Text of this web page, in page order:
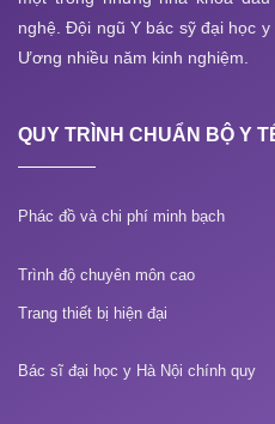
nghệ. Đội ngũ Y bác sỹ đại học
Ương nhiều năm kinh nghiệm.
QUY TRÌNH CHUẨN BỘ Y
Phác đồ và chi phí minh bạch
Trình độ chuyên môn cao
Trang thiết bị hiện đại
Bác sĩ đại học y Hà Nội chính quy